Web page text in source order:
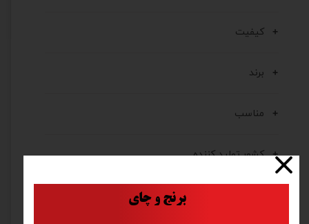
کیفیت
برند
مناسب
کشور تولید کننده
برنج و چای